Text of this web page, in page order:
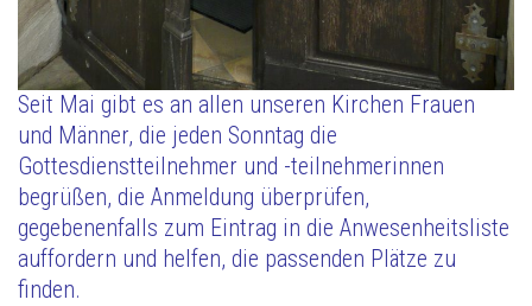
Seit Mai gibt es an allen unseren Kirchen Frauen
und Männer, die jeden Sonntag die
Gottesdienstteilnehmer und -teilnehmerinnen
begrüßen, die Anmeldung überprüfen,
gegebenenfalls zum Eintrag in die Anwesenheitsliste
auffordern und helfen, die passenden Plätze zu
finden.